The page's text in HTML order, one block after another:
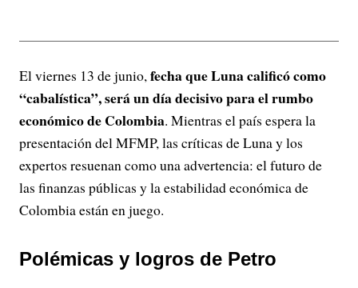
El viernes 13 de junio,fecha que Luna calificó como
“cabalística”, será un día decisivo para el rumbo
económico de Colombia. Mientras el país espera la
presentación del MFMP, las críticas de Luna y los
expertos resuenan como una advertencia: el futuro de
las finanzas públicas y la estabilidad económica de
Colombia están en juego.
Polémicas y logros de Petro